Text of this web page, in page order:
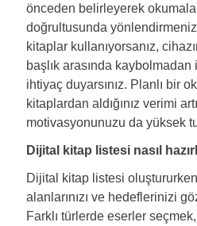
önceden belirleyerek
doğrultusunda
kitaplar kullanıyorsanız,
başlık arasında
ihtiyaç duyarsınız. Planlı bir
kitaplardan aldığınız verimi
motivasyonunuzu da yüksek
Dijital kitap listesi nasıl
Dijital kitap listesi
alanlarınızı ve hedeflerinizi
Farklı türlerde eserler